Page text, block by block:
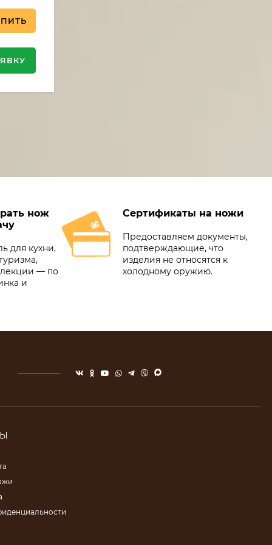
нож
для кухни,
— по
и
Сертификаты на ножи
Предоставляем документы,
подтверждающие, что
изделия не относятся к
холодному оружию.